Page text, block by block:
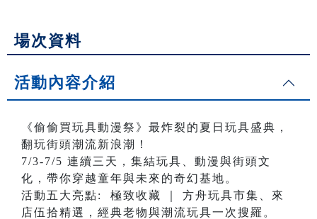
場次資料
活動內容介紹
《偷偷買玩具動漫祭》最炸裂的夏日玩具盛典，
翻玩街頭潮流新浪潮！
7/3-7/5 連續三天，集結玩具、動漫與街頭文
化，帶你穿越童年與未來的奇幻基地。
活動五大亮點: 極致收藏 ｜ 方舟玩具市集、來
店伍拾精選，經典老物與潮流玩具一次搜羅。